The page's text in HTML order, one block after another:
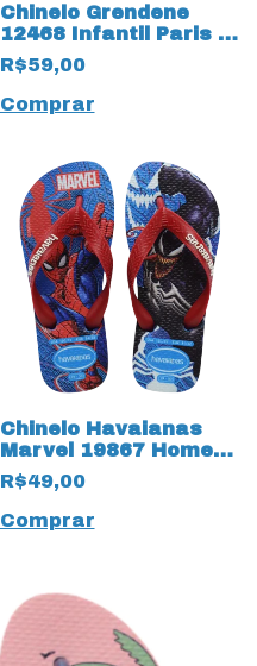
Chinelo Grendene
12468 Infantil Paris II
19954 Marrom
R$59,00
Comprar
Chinelo Havaianas
Marvel 19867 Homem
Aranha
R$49,00
Comprar